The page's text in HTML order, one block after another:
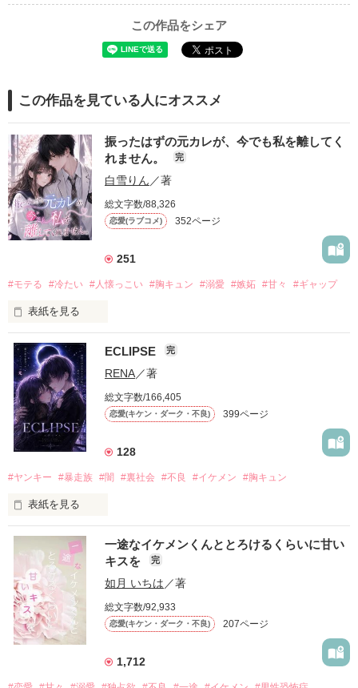
この作品をシェア
この作品を見ている人にオススメ
振ったはずの元カレが、今でも私を離してく
れません。
完
白雪りん ／著
総文字数/88,326
恋愛(ラブコメ) 352ページ
251
#モテる #冷たい #人懐っこい #胸キュン #溺愛 #嫉妬 #甘々 #ギャップ
表紙を見る
「好きだったから、別れを選んだ。」
モテる人を好きになるのが怖かった。
だから私は、中学時代に大好きだった彼を自分から振った。
もう会うことはないと思っていたのに、
高校生になって再会した彼は、隣の学校で”王子様”と呼ばれる
他の女の子には冷たいのに
私にだけ昔と変わらない笑顔を向けてくる。
「澪ちゃん。」
それは止まっていた恋が再び動き始める合図──。
✨.ﾟ･*..☆.｡.:*✨.☆.｡.:. *:ﾟ✨.ﾟ･*..☆.｡.:*✨
ECLIPSE 完
RENA／著
総文字数/166,405
恋愛(キケン・ダーク・不良) 399ページ
128
#ヤンキー #暴走族 #闇 #裏社会 #不良 #イケメン #胸キュン
表紙を見る
表紙画像はAIです
作品を読む
一途なイケメンくんととろけるくらいに甘い
キスを
完
如月 いちは ／著
総文字数/92,933
恋愛(キケン・ダーク・不良) 207ページ
1,712